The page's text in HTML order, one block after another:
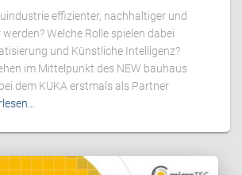
effizienter, nachhaltiger und
Welche Rolle spielen dabei
und Künstliche Intelligenz?
im Mittelpunkt des NEW bauhaus
dem KUKA erstmals als Partner